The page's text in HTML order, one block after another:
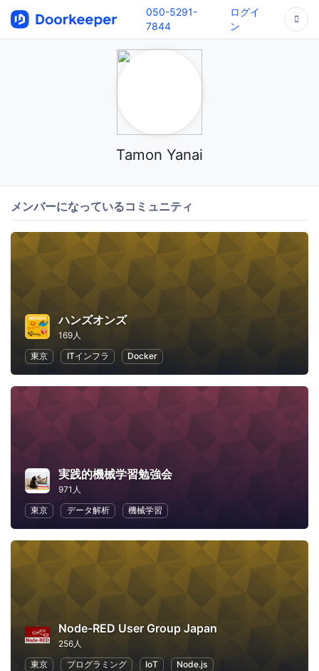
050-5291-
7844
ログイ
ン
Tamon Yanai
メンバーになっているコミュニティ
ハンズオンズ
169人
東京
ITインフラ Docker
実践的機械学習勉強会
971人
東京
データ解析 機械学習
Node-RED User Group Japan
256人
東京
プログラミング IoT Node.js